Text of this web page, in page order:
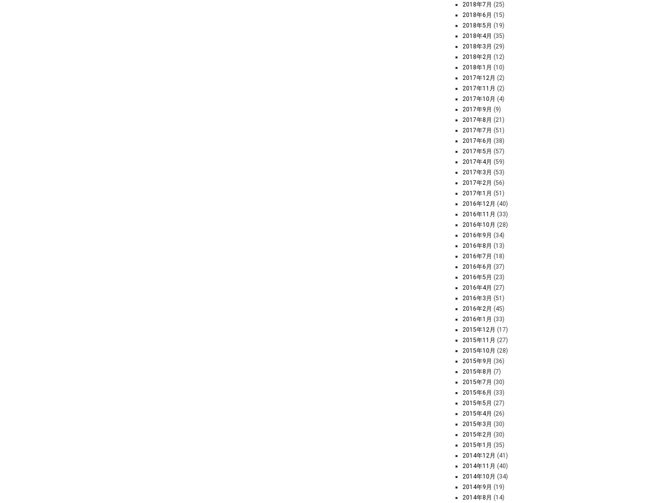
2018年7月 (25)
2018年6月 (15)
2018年5月 (19)
2018年4月 (35)
2018年3月 (29)
2018年2月 (12)
2018年1月 (10)
2017年12月 (2)
2017年11月 (2)
2017年10月 (4)
2017年9月 (9)
2017年8月 (21)
2017年7月 (51)
2017年6月 (38)
2017年5月 (57)
2017年4月 (59)
2017年3月 (53)
2017年2月 (56)
2017年1月 (51)
2016年12月 (40)
2016年11月 (33)
2016年10月 (28)
2016年9月 (34)
2016年8月 (13)
2016年7月 (18)
2016年6月 (37)
2016年5月 (23)
2016年4月 (27)
2016年3月 (51)
2016年2月 (45)
2016年1月 (33)
2015年12月 (17)
2015年11月 (27)
2015年10月 (28)
2015年9月 (36)
2015年8月 (7)
2015年7月 (30)
2015年6月 (33)
2015年5月 (27)
2015年4月 (26)
2015年3月 (30)
2015年2月 (30)
2015年1月 (35)
2014年12月 (41)
2014年11月 (40)
2014年10月 (34)
2014年9月 (19)
2014年8月 (14)